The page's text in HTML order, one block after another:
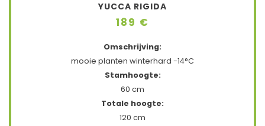
YUCCA RIGIDA
189 €
Omschrijving:
mooie planten winterhard -14°C
Stamhoogte:
60 cm
Totale hoogte:
120 cm